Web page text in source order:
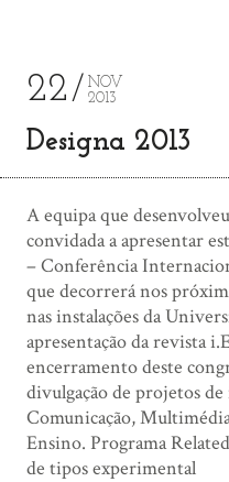
22
NOV
2013
Designa 2013
A equipa que
convidada a apresentar
– Conferência
que decorrerá nos
nas instalações da
apresentação da revista
encerramento deste
divulgação de projetos de
Comunicação,
Ensino. Programa
de tipos experimental